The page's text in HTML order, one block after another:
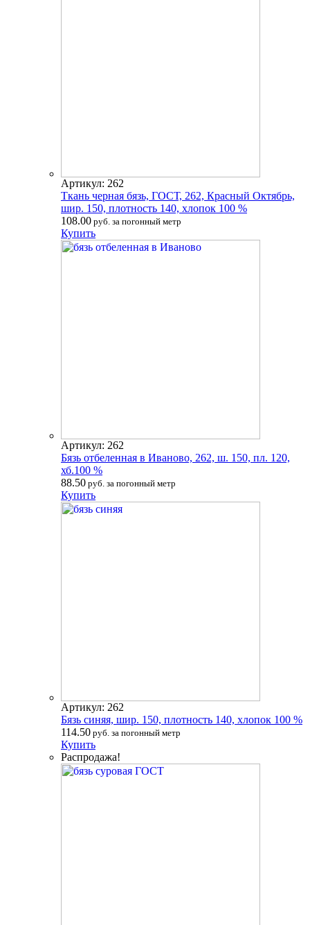
Артикул: 262
Ткань черная бязь, ГОСТ, 262, Красный Октябрь,
шир. 150, плотность 140, хлопок 100 %
108.00 руб. за погонный метр
Купить
Артикул: 262
Бязь отбеленная в Иваново, 262, ш. 150, пл. 120,
хб.100 %
88.50 руб. за погонный метр
Купить
Артикул: 262
Бязь синяя, шир. 150, плотность 140, хлопок 100 %
114.50 руб. за погонный метр
Купить
Распродажа!